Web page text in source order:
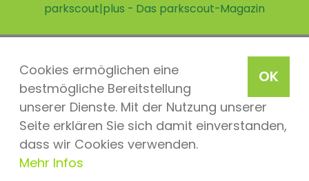
OK
Cookies ermöglichen eine
bestmögliche Bereitstellung
unserer Dienste. Mit der Nutzung unserer
Seite erklären Sie sich damit einverstanden,
dass wir Cookies verwenden.
Mehr Infos
parkscout|plus - Das parkscout-Magazin
parkscout.de 2026, ein Produkt der Parkteam AG